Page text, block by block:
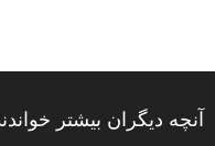
آنچه دیگران بیشتر